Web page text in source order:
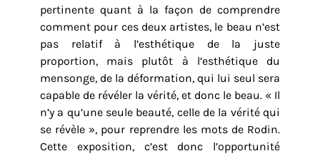
pertinente quant à la façon de comprendre
comment pour ces deux artistes, le beau n’est
pas relatif à l’esthétique de la juste
proportion, mais plutôt à l’esthétique du
mensonge, de la déformation, qui lui seul sera
capable de révéler la vérité, et donc le beau. « Il
n’y a qu’une seule beauté, celle de la vérité qui
se révèle », pour reprendre les mots de Rodin.
Cette exposition, c’est donc l’opportunité